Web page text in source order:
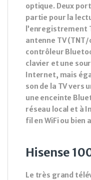
optique. Deux
partie pour la
l’enregistrement
antenne TV
contrôleur
clavier et une
Internet, mais
son de la TV vers
une enceinte
réseau local et à
fil en WiFi ou bien
Hisense
Le très grand